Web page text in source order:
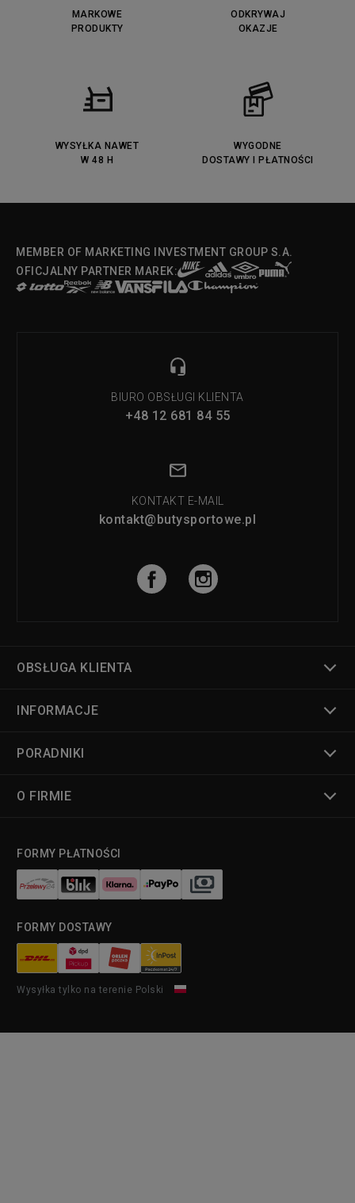
MARKOWE
PRODUKTY
ODKRYWAJ
OKAZJE
WYSYŁKA NAWET
W 48 H
WYGODNE
DOSTAWY I PŁATNOŚCI
MEMBER OF MARKETING INVESTMENT GROUP S.A.
OFICJALNY PARTNER MAREK:
BIURO OBSŁUGI KLIENTA
+48 12 681 84 55
KONTAKT E-MAIL
kontakt@butysportowe.pl
OBSŁUGA KLIENTA
INFORMACJE
PORADNIKI
O FIRMIE
FORMY PŁATNOŚCI
FORMY DOSTAWY
Wysyłka tylko na terenie Polski